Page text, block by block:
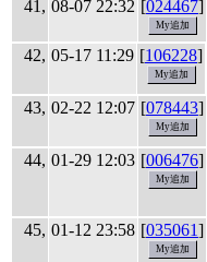
41, 08-07 22:32 [024467]
42, 05-17 11:29 [106228]
43, 02-22 12:07 [078443]
44, 01-29 12:03 [006476]
45, 01-12 23:58 [035061]